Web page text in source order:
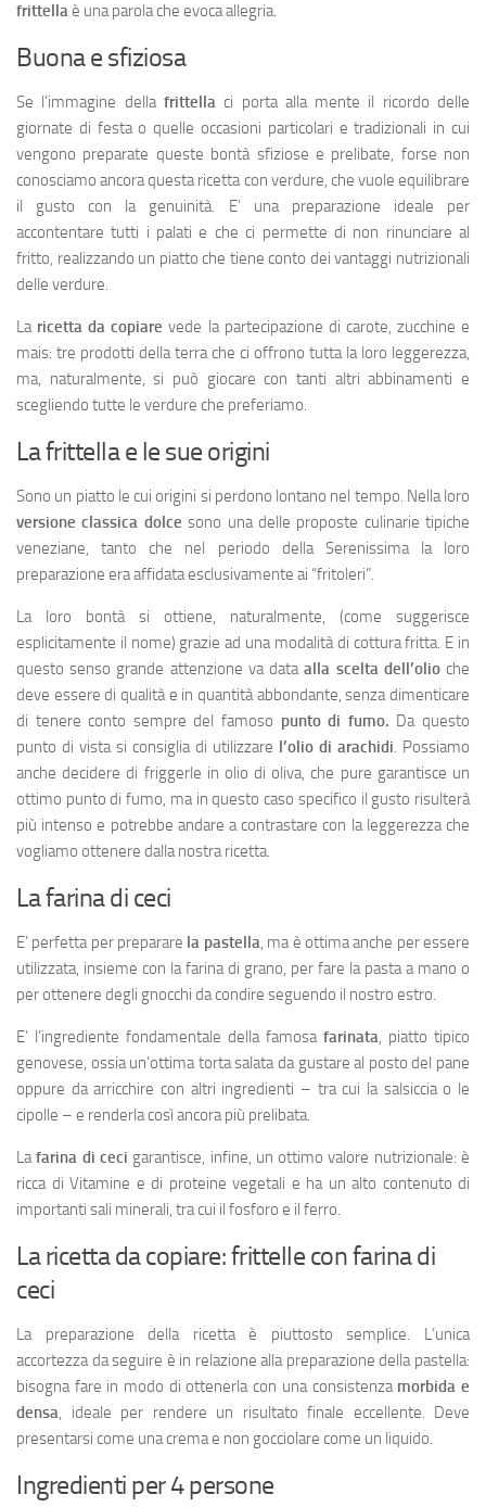
frittellaè una parola che evoca allegria.
Buona e sfiziosa
Se l’immagine della frittellaci porta alla mente il ricordo delle
giornate di festa o quelle occasioni particolari e tradizionali in cui
vengono preparate queste bontà sfiziose e prelibate, forse non
conosciamo ancora questa ricetta con verdure, che vuole equilibrare
il gusto con la genuinità. E’ una preparazione ideale per
accontentare tutti i palati e che ci permette di non rinunciare al
fritto, realizzando un piatto che tiene conto dei vantaggi nutrizionali
delle verdure.
Laricetta da copiare vede la partecipazione di carote, zucchine e
mais: tre prodotti della terra che ci offrono tutta la loro leggerezza,
ma, naturalmente, si può giocare con tanti altri abbinamenti e
scegliendo tutte le verdure che preferiamo.
La frittella e le sue origini
Sono un piatto le cui origini si perdono lontano nel tempo. Nella loro
versione classica dolce sono una delle proposte culinarie tipiche
veneziane, tanto che nel periodo della Serenissima la loro
preparazione era affidata esclusivamente ai “fritoleri”.
La loro bontà si ottiene, naturalmente, (come suggerisce
esplicitamente il nome) grazie ad una modalità di cottura fritta. E in
questo senso grande attenzione va dataalla scelta dell’olioche
deve essere di qualità e in quantità abbondante, senza dimenticare
di tenere conto sempre del famoso punto di fumo. Da questo
punto di vista si consiglia di utilizzare l’olio di arachidi. Possiamo
anche decidere di friggerle in olio di oliva, che pure garantisce un
ottimo punto di fumo, ma in questo caso specifico il gusto risulterà
più intenso e potrebbe andare a contrastare con la leggerezza che
vogliamo ottenere dalla nostra ricetta.
La farina di ceci
E’ perfetta per preparare la pastella, ma è ottima anche per essere
utilizzata, insieme con la farina di grano, per fare la pasta a mano o
per ottenere degli gnocchi da condire seguendo il nostro estro.
E’ l’ingrediente fondamentale della famosa farinata, piatto tipico
genovese, ossia un’ottima torta salata da gustare al posto del pane
oppure da arricchire con altri ingredienti – tra cui la salsiccia o le
cipolle – e renderla così ancora più prelibata.
Lafarina di ceci garantisce, infine, un ottimo valore nutrizionale: è
ricca di Vitamine e di proteine vegetali e ha un alto contenuto di
importanti sali minerali, tra cui il fosforo e il ferro.
La ricetta da copiare: frittelle con farina di
ceci
La preparazione della ricetta è piuttosto semplice. L’unica
accortezza da seguire è in relazione alla preparazione della pastella:
bisogna fare in modo di ottenerla con una consistenza morbida e
densa, ideale per rendere un risultato finale eccellente. Deve
presentarsi come una crema e non gocciolare come un liquido.
Ingredienti per 4 persone